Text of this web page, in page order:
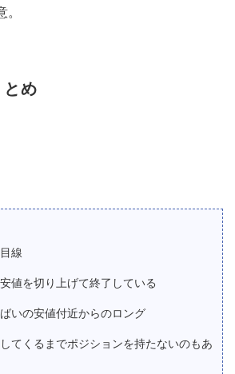
。
め
線
値を切り上げて終了している
いの安値付近からのロング
てくるまでポジションを持たないのもあ